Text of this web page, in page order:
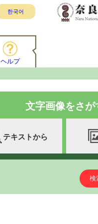
한국어
ヘルプ
文字画像をさが
テキストから
検